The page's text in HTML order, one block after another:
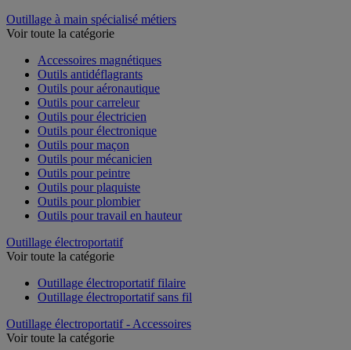
Outillage à main spécialisé métiers
Voir toute la catégorie
Accessoires magnétiques
Outils antidéflagrants
Outils pour aéronautique
Outils pour carreleur
Outils pour électricien
Outils pour électronique
Outils pour maçon
Outils pour mécanicien
Outils pour peintre
Outils pour plaquiste
Outils pour plombier
Outils pour travail en hauteur
Outillage électroportatif
Voir toute la catégorie
Outillage électroportatif filaire
Outillage électroportatif sans fil
Outillage électroportatif - Accessoires
Voir toute la catégorie